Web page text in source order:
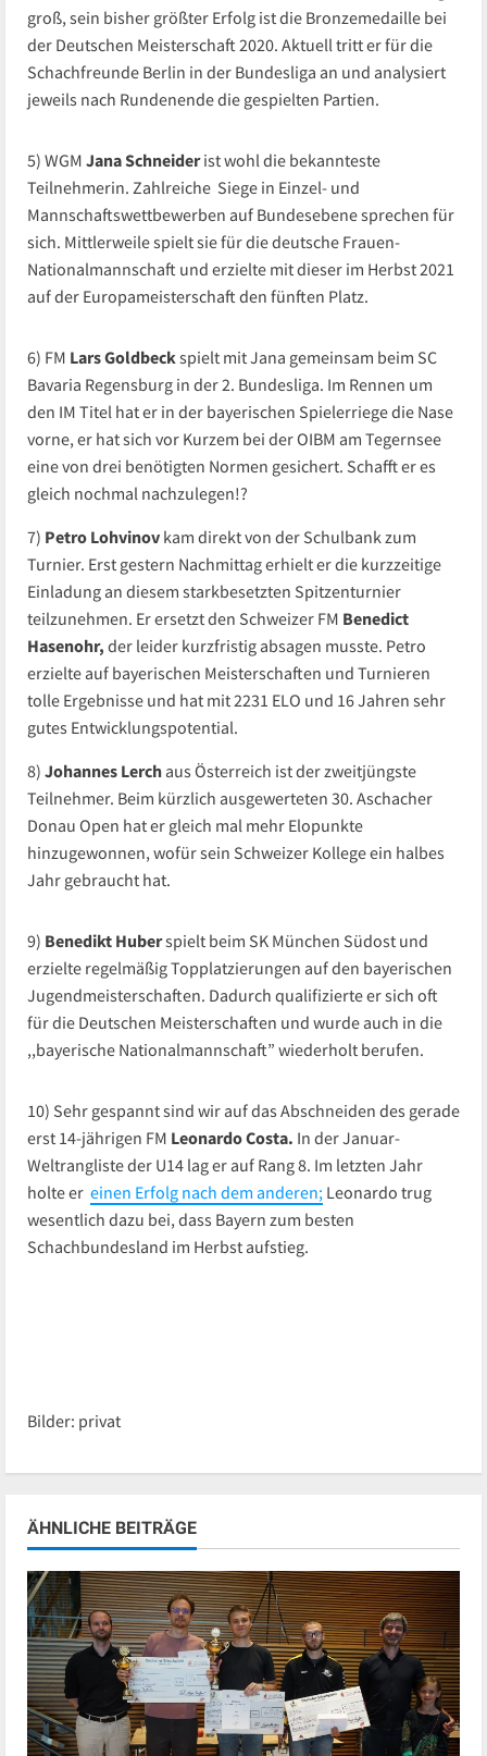
groß, sein bisher größter Erfolg ist die Bronzemedaille bei
der Deutschen Meisterschaft 2020. Aktuell tritt er für die
Schachfreunde Berlin in der Bundesliga an und analysiert
jeweils nach Rundenende die gespielten Partien.
5) WGM Jana Schneiderist wohl die bekannteste
Teilnehmerin. Zahlreiche Siege in Einzel- und
Mannschaftswettbewerben auf Bundesebene sprechen für
sich. Mittlerweile spielt sie für die deutsche Frauen-
Nationalmannschaft und erzielte mit dieser im Herbst 2021
auf der Europameisterschaft den fünften Platz.
6) FM Lars Goldbeckspielt mit Jana gemeinsam beim SC
Bavaria Regensburg in der 2. Bundesliga. Im Rennen um
den IM Titel hat er in der bayerischen Spielerriege die Nase
vorne, er hat sich vor Kurzem bei der OIBM am Tegernsee
eine von drei benötigten Normen gesichert. Schafft er es
gleich nochmal nachzulegen!?
7) Petro Lohvinov kam direkt von der Schulbank zum
Turnier. Erst gestern Nachmittag erhielt er die kurzzeitige
Einladung an diesem starkbesetzten Spitzenturnier
teilzunehmen. Er ersetzt den Schweizer FM Benedict
Hasenohr, der leider kurzfristig absagen musste. Petro
erzielte auf bayerischen Meisterschaften und Turnieren
tolle Ergebnisse und hat mit 2231 ELO und 16 Jahren sehr
gutes Entwicklungspotential.
8) Johannes Lerch aus Österreich ist der zweitjüngste
Teilnehmer. Beim kürzlich ausgewerteten 30. Aschacher
Donau Open hat er gleich mal mehr Elopunkte
hinzugewonnen, wofür sein Schweizer Kollege ein halbes
Jahr gebraucht hat.
9) Benedikt Huberspielt beim SK München Südost und
erzielte regelmäßig Topplatzierungen auf den bayerischen
Jugendmeisterschaften. Dadurch qualifizierte er sich oft
für die Deutschen Meisterschaften und wurde auch in die
,,bayerische Nationalmannschaft” wiederholt berufen.
10) Sehr gespannt sind wir auf das Abschneiden des gerade
erst 14-jährigen FM Leonardo Costa. In der Januar-
Weltrangliste der U14 lag er auf Rang 8. Im letzten Jahr
holte er einen Erfolg nach dem anderen; Leonardo trug
wesentlich dazu bei, dass Bayern zum besten
Schachbundesland im Herbst aufstieg.
Bilder: privat
ÄHNLICHE BEITRÄGE